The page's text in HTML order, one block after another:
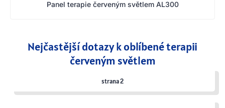
Panel terapie červeným světlem AL300
Nejčastější dotazy k oblíbené terapii
červeným světlem
strana 2